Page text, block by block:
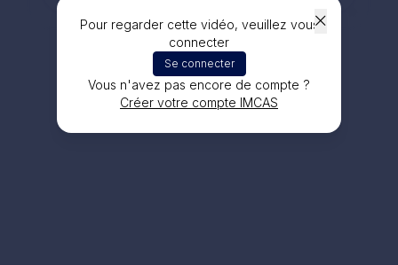
Pour regarder cette vidéo, veuillez vous
connecter
Se connecter
Vous n'avez pas encore de compte ?
Créer votre compte IMCAS